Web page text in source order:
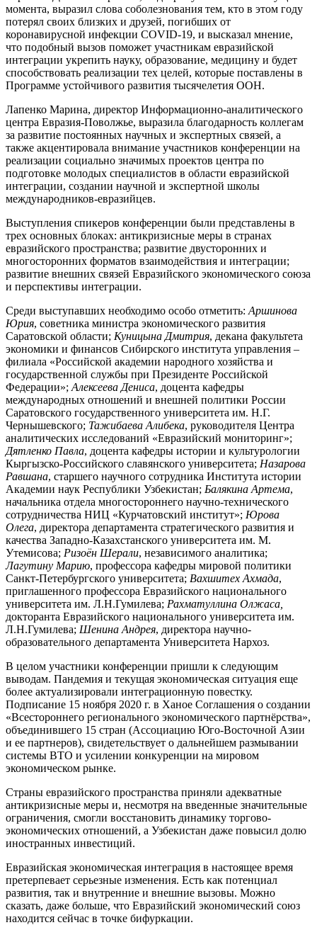
момента, выразил слова соболезнования тем, кто в этом году
потерял своих близких и друзей, погибших от
коронавирусной инфекции COVID-19, и высказал мнение,
что подобный вызов поможет участникам евразийской
интеграции укрепить науку, образование, медицину и будет
способствовать реализации тех целей, которые поставлены в
Программе устойчивого развития тысячелетия ООН.
Лапенко Марина, директор Информационно-аналитического
центра Евразия-Поволжье, выразила благодарность коллегам
за развитие постоянных научных и экспертных связей, а
также акцентировала внимание участников конференции на
реализации социально значимых проектов центра по
подготовке молодых специалистов в области евразийской
интеграции, создании научной и экспертной школы
международников-евразийцев.
Выступления спикеров конференции были представлены в
трех основных блоках: антикризисные меры в странах
евразийского пространства; развитие двусторонних и
многосторонних форматов взаимодействия и интеграции;
развитие внешних связей Евразийского экономического союза
и перспективы интеграции.
Среди выступавших необходимо особо отметить: Аршинова
Юрия, советника министра экономического развития
Саратовской области; Куницына Дмитрия, декана факультета
экономики и финансов Сибирского института управления –
филиала «Российской академии народного хозяйства и
государственной службы при Президенте Российской
Федерации»; Алексеева Дениса, доцента кафедры
международных отношений и внешней политики России
Саратовского государственного университета им. Н.Г.
Чернышевского; Тажибаева Алибека, руководителя Центра
аналитических исследований «Евразийский мониторинг»;
Дятленко Павла, доцента кафедры истории и культурологии
Кыргызско-Российского славянского университета; Назарова
Равшана, старшего научного сотрудника Института истории
Академии наук Республики Узбекистан; Балякина Артема,
начальника отдела многостороннего научно-технического
сотрудничества НИЦ «Курчатовский институт»; Юрова
Олега, директора департамента стратегического развития и
качества Западно-Казахстанского университета им. М.
Утемисова; Ризоён Шерали, независимого аналитика;
Лагутину Марию, профессора кафедры мировой политики
Санкт-Петербургского университета; Вахшитех Ахмада,
приглашенного профессора Евразийского национального
университета им. Л.Н.Гумилева; Рахматуллина Олжаса,
докторанта Евразийского национального университета им.
Л.Н.Гумилева; Шенина Андрея, директора научно-
образовательного департамента Университета Нархоз.
В целом участники конференции пришли к следующим
выводам. Пандемия и текущая экономическая ситуация еще
более актуализировали интеграционную повестку.
Подписание 15 ноября 2020 г. в Ханое Соглашения о создании
«Всестороннего регионального экономического партнёрства»,
объединившего 15 стран (Ассоциацию Юго-Восточной Азии
и ее партнеров), свидетельствует о дальнейшем размывании
системы ВТО и усилении конкуренции на мировом
экономическом рынке.
Страны евразийского пространства приняли адекватные
антикризисные меры и, несмотря на введенные значительные
ограничения, смогли восстановить динамику торгово-
экономических отношений, а Узбекистан даже повысил долю
иностранных инвестиций.
Евразийская экономическая интеграция в настоящее время
претерпевает серьезные изменения. Есть как потенциал
развития, так и внутренние и внешние вызовы. Можно
сказать, даже больше, что Евразийский экономический союз
находится сейчас в точке бифуркации.